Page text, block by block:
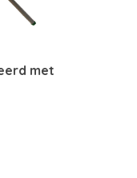
met